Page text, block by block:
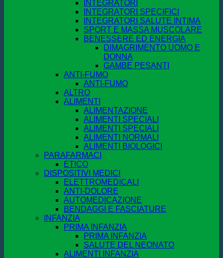
INTEGRATORI
INTEGRATORI SPECIFICI
INTEGRATORI SALUTE INTIMA
SPORT E MASSA MUSCOLARE
BENESSERE ED ENERGIA
DIMAGRIMENTO UOMO E
DONNA
GAMBE PESANTI
ANTI-FUMO
ANTI-FUMO
ALTRO
ALIMENTI
ALIMENTAZIONE
ALIMENTI SPECIALI
ALIMENTI SPECIALI
ALIMENTI NORMALI
ALIMENTI BIOLOGICI
PARAFARMACI
ETICO
DISPOSITIVI MEDICI
ELETTROMEDICALI
ANTI-DOLORE
AUTOMEDICAZIONE
BENDAGGI E FASCIATURE
INFANZIA
PRIMA INFANZIA
PRIMA INFANZIA
SALUTE DEL NEONATO
ALIMENTI INFANZIA